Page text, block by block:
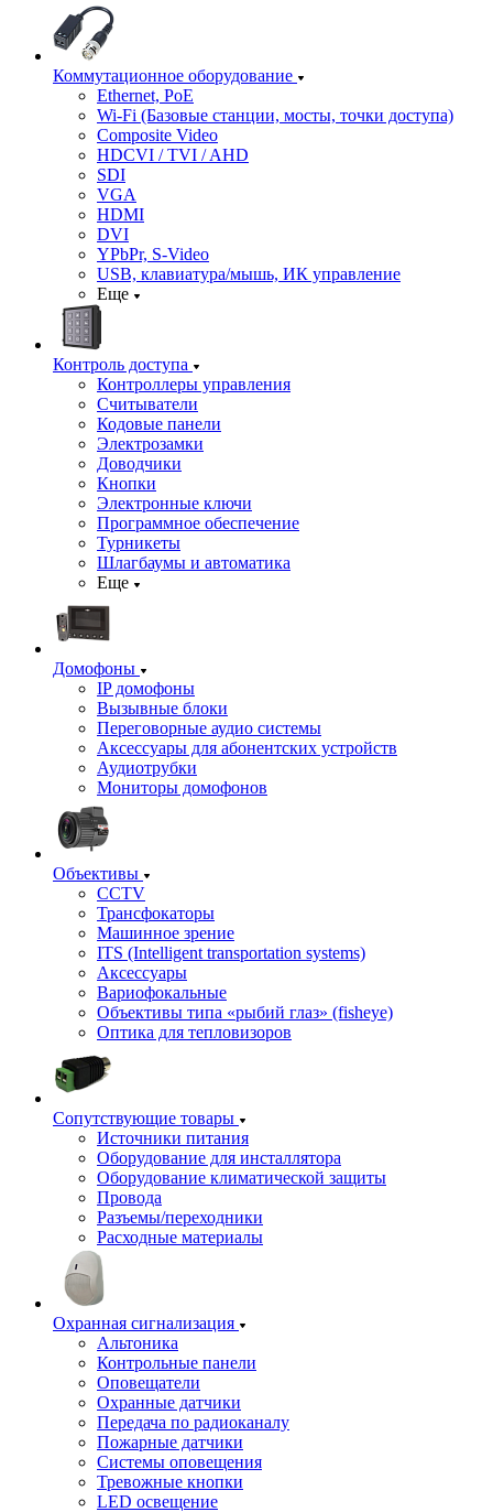
Коммутационное оборудование
Ethernet, PoE
Wi-Fi (Базовые станции, мосты, точки доступа)
Composite Video
HDCVI / TVI / AHD
SDI
VGA
HDMI
DVI
YPbPr, S-Video
USB, клавиатура/мышь, ИК управление
Еще
Контроль доступа
Контроллеры управления
Считыватели
Кодовые панели
Электрозамки
Доводчики
Кнопки
Электронные ключи
Программное обеспечение
Турникеты
Шлагбаумы и автоматика
Еще
Домофоны
IP домофоны
Вызывные блоки
Переговорные аудио системы
Аксессуары для абонентских устройств
Аудиотрубки
Мониторы домофонов
Объективы
CCTV
Трансфокаторы
Машинное зрение
ITS (Intelligent transportation systems)
Аксессуары
Вариофокальные
Объективы типа «рыбий глаз» (fisheye)
Оптика для тепловизоров
Сопутствующие товары
Источники питания
Оборудование для инсталлятора
Оборудование климатической защиты
Провода
Разъемы/переходники
Расходные материалы
Охранная сигнализация
Альтоника
Контрольные панели
Оповещатели
Охранные датчики
Передача по радиоканалу
Пожарные датчики
Системы оповещения
Тревожные кнопки
LED освещение